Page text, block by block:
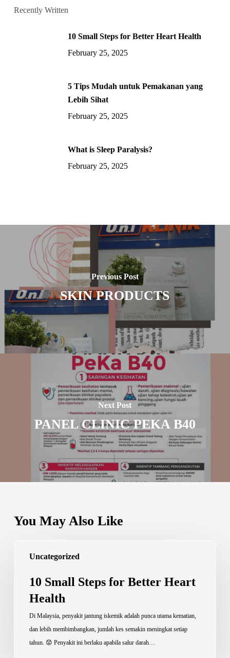
Recently Written
10 Small Steps for Better Heart Health
February 25, 2025
5 Tips Mudah untuk Pemakanan yang
Lebih Sihat
February 25, 2025
What is Sleep Paralysis?
February 25, 2025
Previous Post
SKIN PRODUCTS
Next Post
PANEL CLINIC PEKA B40
You May Also Like
Uncategorized
Small
Better
Heart
Health
10 Small Steps for Better Heart
Health
Di Malaysia, penyakit jantung iskemik adalah punca utama kematian,
dan lebih membimbangkan, jumlah kes semakin meningkat setiap
tahun. 😟 Penyakit ini berlaku apabila salur darah…